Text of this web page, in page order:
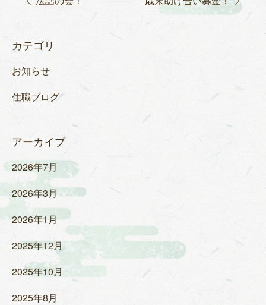
カテゴリ
お知らせ
住職ブログ
アーカイブ
2026年7月
2026年3月
2026年1月
2025年12月
2025年10月
2025年8月